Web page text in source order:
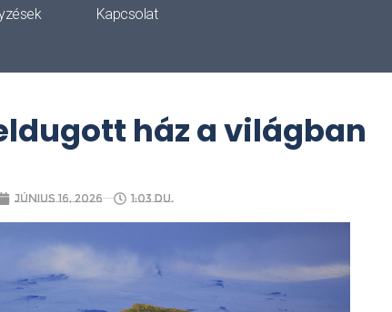
Kapcsolat
ház a világban
június 16, 2026 1:03 du.